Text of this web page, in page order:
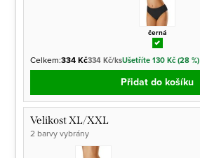
černá
Celkem:334 Kč334 Kč/ksUšetříte 130 Kč (28 %)
Přidat do košíku
Velikost XL/XXL
2 barvy vybrány